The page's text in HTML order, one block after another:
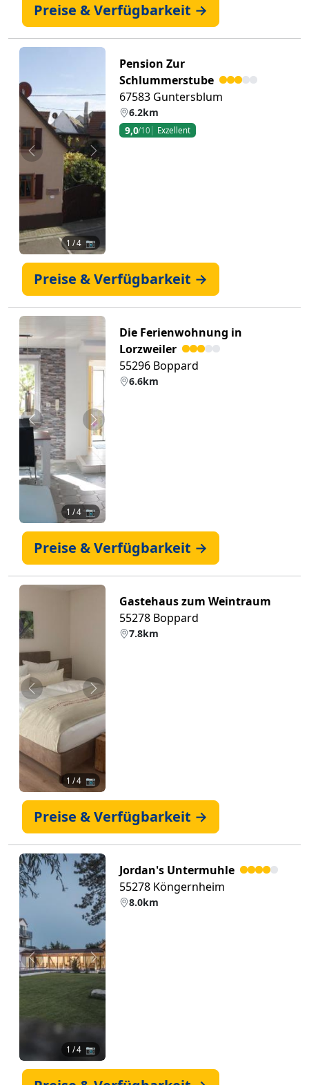
Preise & Verfügbarkeit →
Zurück Weiter
1 / 4 📷
Pension Zur
Schlummerstube
67583 Guntersblum
6.2km
9,0/10 Exzellent
Preise & Verfügbarkeit →
Zurück Weiter
1 / 4 📷
Die Ferienwohnung in
Lorzweiler
55296 Boppard
6.6km
Preise & Verfügbarkeit →
Zurück Weiter
1 / 4 📷
Gastehaus zum Weintraum
55278 Boppard
7.8km
Preise & Verfügbarkeit →
Zurück Weiter
1 / 4 📷
Jordan's Untermuhle
55278 Köngernheim
8.0km